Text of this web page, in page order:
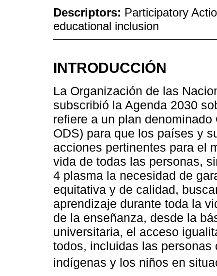
Descriptors: Participatory
educational inclusion
INTRODUCCIÓN
La Organización de las
subscribió la Agenda 2030
refiere a un plan
ODS) para que los países y
acciones pertinentes para el
vida de todas las personas,
4 plasma la necesidad de
equitativa y de calidad,
aprendizaje durante toda la
de la enseñanza, desde la
universitaria, el acceso
todos, incluidas las
indígenas y los niños en